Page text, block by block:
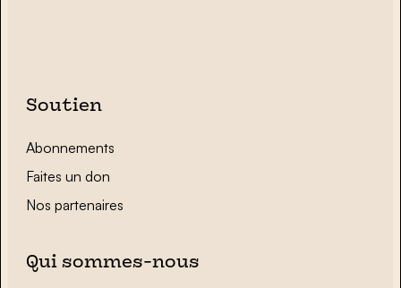
Soutien
Abonnements
Faites un don
Nos partenaires
Qui sommes-nous